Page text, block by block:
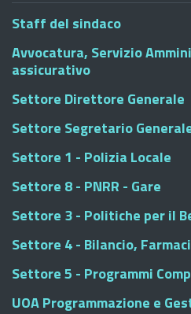
Staff del sindaco
Avvocatura, Servizio
assicurativo
Settore Direttore Generale
Settore Segretario
Settore 1 - Polizia Locale
Settore 8 - PNRR - Gare
Settore 3 - Politiche per il
Settore 4 - Bilancio,
Settore 5 - Programmi
UOA Programmazione e